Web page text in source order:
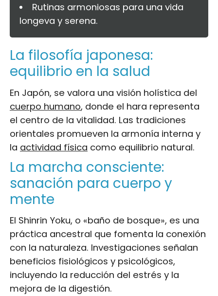
Rutinas armoniosas para una vida
longeva y serena.
La filosofía japonesa:
equilibrio en la salud
En Japón, se valora una visión holística del
cuerpo humano, donde el hara representa
el centro de la vitalidad. Las tradiciones
orientales promueven la armonía interna y
la actividad física como equilibrio natural.
La marcha consciente:
sanación para cuerpo y
mente
El Shinrin Yoku, o «baño de bosque», es una
práctica ancestral que fomenta la conexión
con la naturaleza. Investigaciones señalan
beneficios fisiológicos y psicológicos,
incluyendo la reducción del estrés y la
mejora de la digestión.